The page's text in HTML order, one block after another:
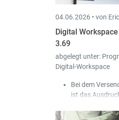
04.06.2026 • von
Digital
3.69
abgelegt unter:
Digital-Workspace
Bei dem
ist das
sofern Peppol